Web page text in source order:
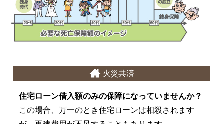
火災共済
住宅ローン借入額のみの保障になっていませんか？
この場合、万一のとき住宅ローンは相殺されます